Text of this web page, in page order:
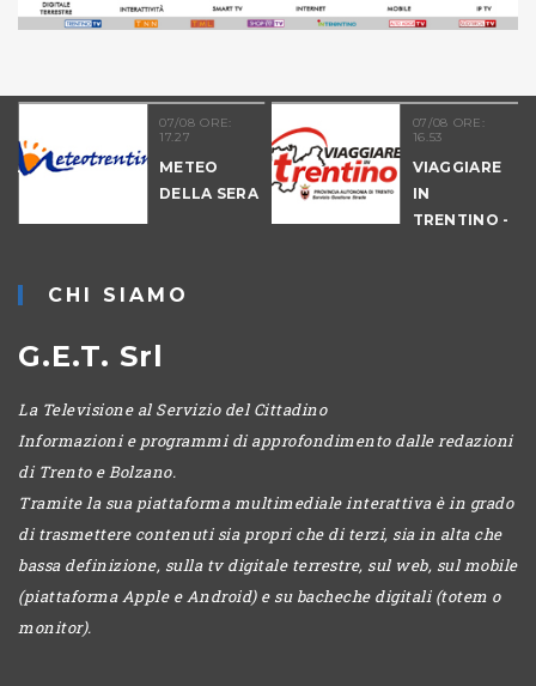
07/08 ORE:
17.27
METEO
DELLA SERA
07/08 ORE:
16.53
VIAGGIARE
IN
TRENTINO -
CHI SIAMO
G.E.T. Srl
La Televisione al Servizio del Cittadino
Informazioni e programmi di approfondimento dalle redazioni
di Trento e Bolzano.
Tramite la sua piattaforma multimediale interattiva è in grado
di trasmettere contenuti sia propri che di terzi, sia in alta che
bassa definizione, sulla tv digitale terrestre, sul web, sul mobile
(piattaforma Apple e Android) e su bacheche digitali (totem o
monitor).